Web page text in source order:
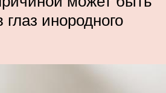
инородного